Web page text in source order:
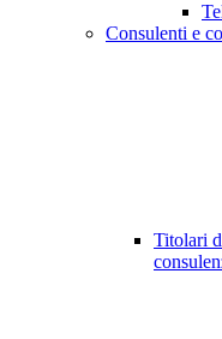
Consulenti e
Titolari